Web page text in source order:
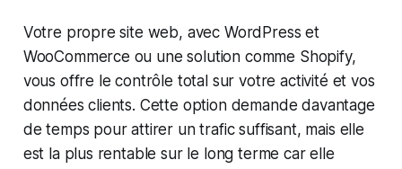
Votre propre site web, avec WordPress et
WooCommerce ou une solution comme Shopify,
vous offre le contrôle total sur votre activité et vos
données clients. Cette option demande davantage
de temps pour attirer un trafic suffisant, mais elle
est la plus rentable sur le long terme car elle